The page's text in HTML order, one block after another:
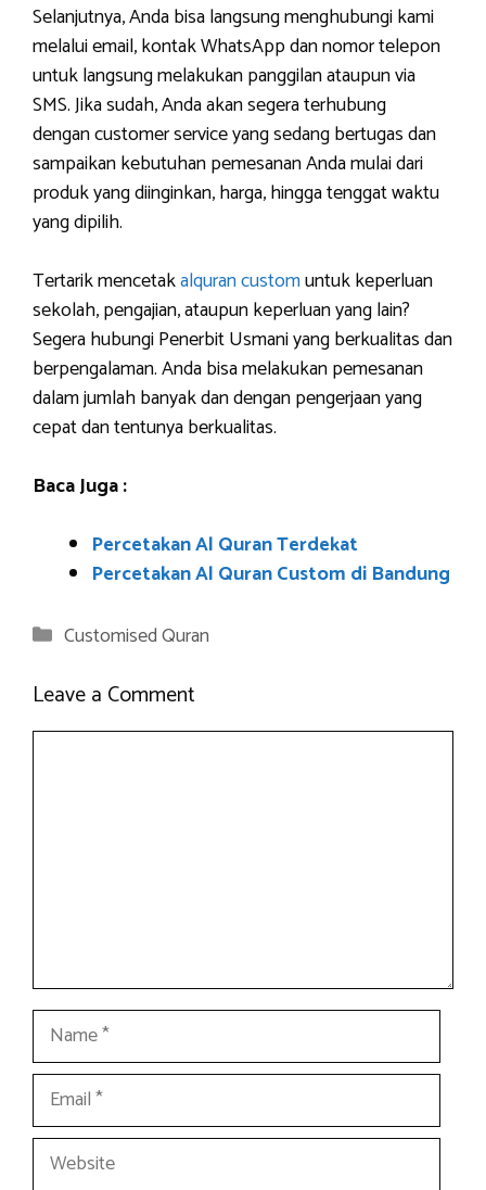
Selanjutnya, Anda bisa langsung menghubungi kami
melalui email, kontak WhatsApp dan nomor telepon
untuk langsung melakukan panggilan ataupun via
SMS. Jika sudah, Anda akan segera terhubung
dengan customer service yang sedang bertugas dan
sampaikan kebutuhan pemesanan Anda mulai dari
produk yang diinginkan, harga, hingga tenggat waktu
yang dipilih.
Tertarik mencetakalquran customuntuk keperluan
sekolah, pengajian, ataupun keperluan yang lain?
Segera hubungi Penerbit Usmani yang berkualitas dan
berpengalaman. Anda bisa melakukan pemesanan
dalam jumlah banyak dan dengan pengerjaan yang
cepat dan tentunya berkualitas.
Baca Juga :
Percetakan Al Quran Terdekat
Percetakan Al Quran Custom di Bandung
Categories
Customised Quran
Leave a Comment
Name
Email
Website